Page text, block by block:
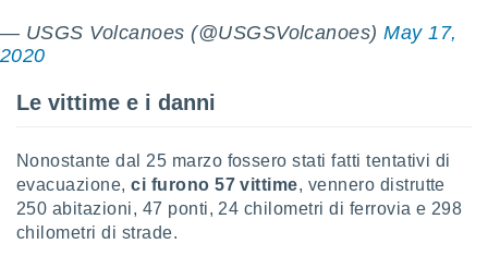
— USGS Volcanoes (@USGSVolcanoes)May 17,
2020
Le vittime e i danni
Nonostante dal 25 marzo fossero stati fatti tentativi di
evacuazione,ci furono 57 vittime, vennero distrutte
250 abitazioni, 47 ponti, 24 chilometri di ferrovia e 298
chilometri di strade.